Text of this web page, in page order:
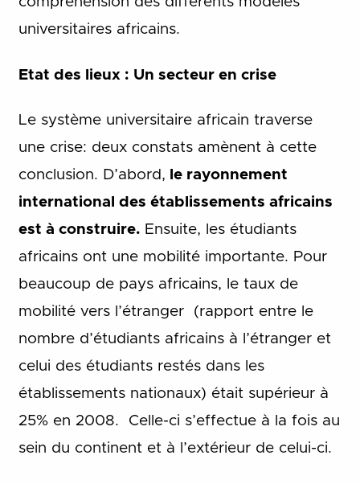
universitaires africains.
Etat des lieux : Un secteur en crise
Le système universitaire africain traverse
une crise: deux constats amènent à cette
conclusion. D’abord, le rayonnement
international des établissements africains
est à construire. Ensuite, les étudiants
africains ont une mobilité importante. Pour
beaucoup de pays africains, le taux de
mobilité vers l’étranger (rapport entre le
nombre d’étudiants africains à l’étranger et
celui des étudiants restés dans les
établissements nationaux) était supérieur à
25% en 2008. Celle-ci s’effectue à la fois au
sein du continent et à l’extérieur de celui-ci.